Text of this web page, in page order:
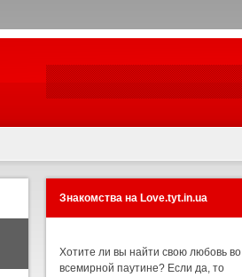
Знакомства на Love.tyt.in.ua
Хотите ли вы найти свою любовь во
всемирной паутине? Если да, то